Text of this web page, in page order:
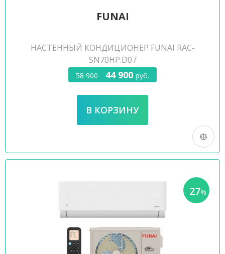
FUNAI
НАСТЕННЫЙ КОНДИЦИОНЕР FUNAI RAC-
SN70HP.D07
58 900 44 900 руб.
-27%